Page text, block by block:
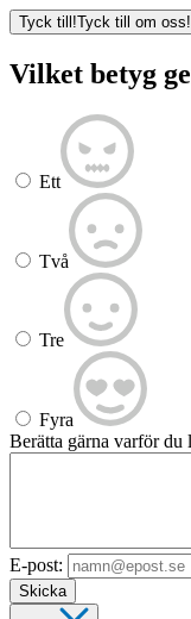
Tyck till!Tyck till om oss!
Vilket betyg
Ett
Två
Tre
Fyra
Berätta gärna varför du
E-post:
Skicka